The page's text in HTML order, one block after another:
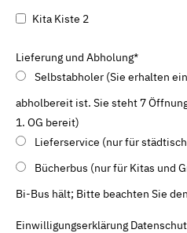
Kita Kiste 2
Lieferung und Abholung*
Selbstabholer (Sie erhalten
abholbereit ist. Sie steht 7
1. OG bereit)
Lieferservice (nur für
Bücherbus (nur für Kitas und
Bi-Bus hält; Bitte beachten Sie
Einwilligungserklärung